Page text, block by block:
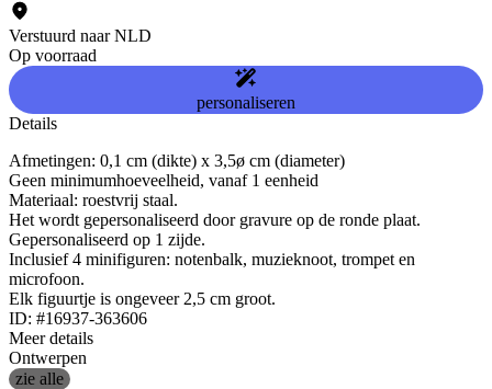
Verstuurd naar NLD
Op voorraad
personaliseren
Details
Afmetingen: 0,1 cm (dikte) x 3,5ø cm (diameter)
Geen minimumhoeveelheid, vanaf 1 eenheid
Materiaal: roestvrij staal.
Het wordt gepersonaliseerd door gravure op de ronde plaat.
Gepersonaliseerd op 1 zijde.
Inclusief 4 minifiguren: notenbalk, muzieknoot, trompet en
microfoon.
Elk figuurtje is ongeveer 2,5 cm groot.
ID: #16937-363606
Meer details
Ontwerpen
zie alle